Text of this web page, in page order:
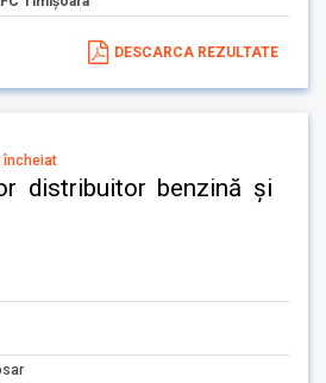
DESCARCA REZULTATE
încheiat
distribuitor benzină și